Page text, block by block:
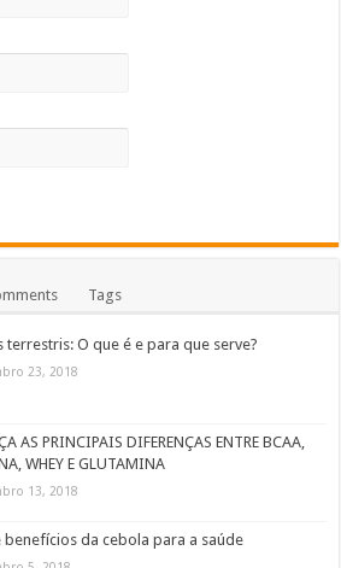
Tags
terrestris: O que é e para que serve?
23, 2018
AS PRINCIPAIS DIFERENÇAS ENTRE BCAA,
WHEY E GLUTAMINA
13, 2018
benefícios da cebola para a saúde